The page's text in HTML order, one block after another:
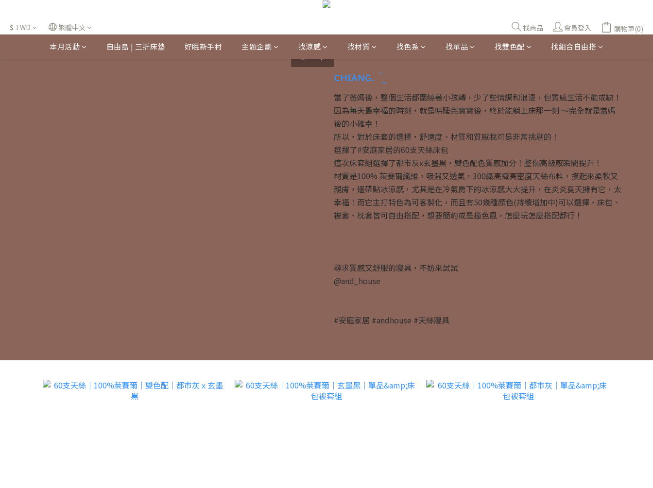
$ TWD 繁體中文 找商品 會員登入 購物車(0)
本月活動 自由島 | 三折床墊 好眠新手村 主題企劃 找涼感 找材質 找色系 找單品 找雙色配 找組合自由搭
prev next
ᴄʜɪᴀɴɢ. ¨̮
當了爸媽後，整個生活都圍繞著小孩轉，少了些情調和浪漫，但質感生活不能或缺！
因為每天最幸福的時刻，就是哄睡完寶寶後，終於能躺上床那一刻 ～完全就是當媽
後的小確幸！
所以，對於床套的選擇，舒適度、材質和質感我可是非常挑剔的！
選擇了#安庭家居的60支天絲床包
這次床套組選擇了都市灰x玄墨黑，雙色配色質感加分！整個高級感瞬間提升！
材質是100% 萊賽爾纖維，吸濕又透氣，300織高織高密度天絲布料，摸起來柔軟又
親膚，還帶點冰涼感，尤其是在冷氣房下的冰涼感大大提升，在炎炎夏天擁有它，太
幸福！而它主打特色為可客製化，而且有50幾種顏色(持續增加中)可以選擇，床包、
被套、枕套皆可自由搭配，想要簡約或是撞色風，怎麼玩怎麼搭配都行！
尋求質感又舒服的寢具，不妨來試試
@and_house
#安庭家居 #andhouse #天絲寢具